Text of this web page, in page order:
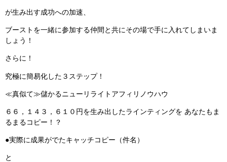
が生み出す成功への加速、
ブーストを一緒に参加する仲間と共にその場で手に入れてしまいま
しょう！
さらに！
究極に簡易化した３ステップ！
≪真似て≫儲かるニューリライトアフィリノウハウ
６６，１４３，６１０円を生み出したラインティングを あなたもま
るまるコピー！？
●実際に成果がでたキャッチコピー（件名）
と